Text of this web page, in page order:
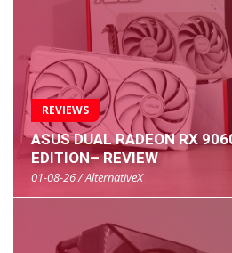
REVIEWS
ASUS DUAL RADEON RX
EDITION– REVIEW
01-08-26 / AlternativeX